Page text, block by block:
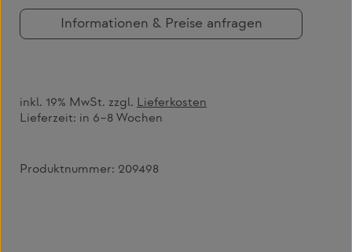
Informationen & Preise anfragen
inkl. 19% MwSt. zzgl. Lieferkosten
Lieferzeit: in 6–8 Wochen
Produktnummer: 209498